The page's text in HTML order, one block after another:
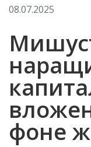
08.07.2025
фоне